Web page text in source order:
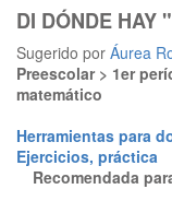
DI DÓNDE HAY
Sugerido por Áurea
Preescolar > 1er
matemático
Herramientas para
Ejercicios, práctica
Recomendada